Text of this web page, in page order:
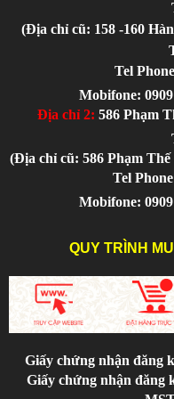
(Địa chỉ cũ: 158 -160
Tel
Mobifone: 0909
Địa chỉ 2: 586 Phạm
(Địa chỉ cũ: 586 Phạm
Tel
Mobifone: 0909
QUY TRÌNH
Giấy chứng nhận đăng
Giấy chứng nhận đăng